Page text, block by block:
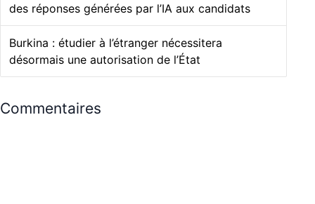
des réponses générées par l’IA aux candidats
Burkina : étudier à l’étranger nécessitera
désormais une autorisation de l’État
Commentaires